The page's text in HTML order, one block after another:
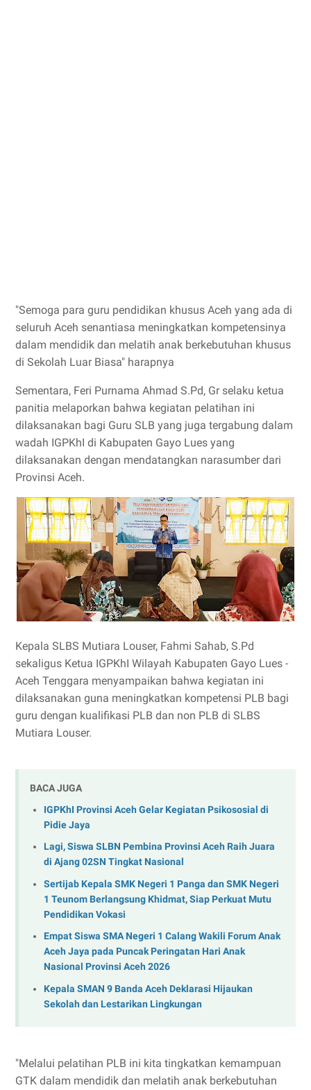
"Semoga para guru pendidikan khusus Aceh yang ada di
seluruh Aceh senantiasa meningkatkan kompetensinya
dalam mendidik dan melatih anak berkebutuhan khusus
di Sekolah Luar Biasa" harapnya
Sementara, Feri Purnama Ahmad S.Pd, Gr selaku ketua
panitia melaporkan bahwa kegiatan pelatihan ini
dilaksanakan bagi Guru SLB yang juga tergabung dalam
wadah IGPKhI di Kabupaten Gayo Lues yang
dilaksanakan dengan mendatangkan narasumber dari
Provinsi Aceh.
Kepala SLBS Mutiara Louser, Fahmi Sahab, S.Pd
sekaligus Ketua IGPKhI Wilayah Kabupaten Gayo Lues -
Aceh Tenggara menyampaikan bahwa kegiatan ini
dilaksanakan guna meningkatkan kompetensi PLB bagi
guru dengan kualifikasi PLB dan non PLB di SLBS
Mutiara Louser.
BACA JUGA
IGPKhI Provinsi Aceh Gelar Kegiatan Psikososial di
Pidie Jaya
Lagi, Siswa SLBN Pembina Provinsi Aceh Raih Juara
di Ajang 02SN Tingkat Nasional
Sertijab Kepala SMK Negeri 1 Panga dan SMK Negeri
1 Teunom Berlangsung Khidmat, Siap Perkuat Mutu
Pendidikan Vokasi
Empat Siswa SMA Negeri 1 Calang Wakili Forum Anak
Aceh Jaya pada Puncak Peringatan Hari Anak
Nasional Provinsi Aceh 2026
Kepala SMAN 9 Banda Aceh Deklarasi Hijaukan
Sekolah dan Lestarikan Lingkungan
"Melalui pelatihan PLB ini kita tingkatkan kemampuan
GTK dalam mendidik dan melatih anak berkebutuhan